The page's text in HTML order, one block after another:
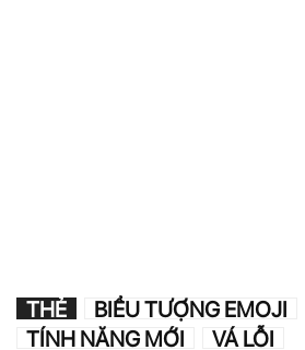
THẺ BIỂU TƯỢNG EMOJI
TÍNH NĂNG MỚI
VÁ LỖI